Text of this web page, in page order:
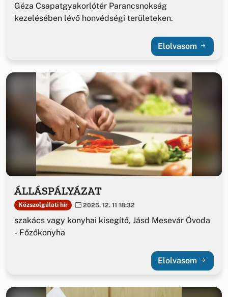
Géza Csapatgyakorlótér Parancsnokság
kezelésében lévő honvédségi területeken.
Elolvasom
ÁLLÁSPÁLYÁZAT
Közszolgálati hír 2025. 12. 11 18:32
szakács vagy konyhai kisegítő, Jásd Mesevár Óvoda
- Főzőkonyha
Elolvasom